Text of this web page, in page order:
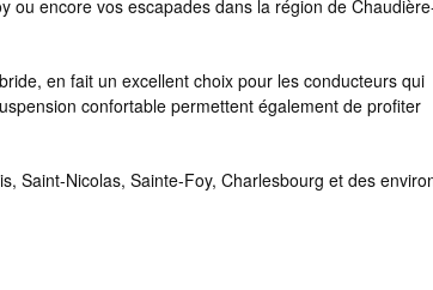
ou encore vos escapades dans la région de
en fait un excellent choix pour les conducteurs qui
confortable permettent également de profiter
Saint-Nicolas, Sainte-Foy, Charlesbourg et des